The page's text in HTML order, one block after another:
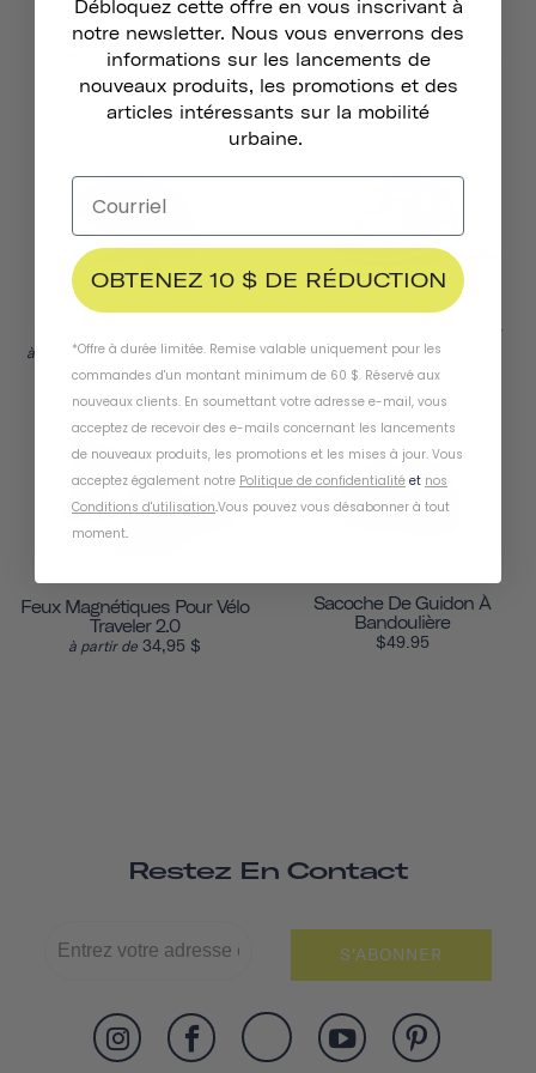
MIPS Chapter MIPS
Casque Pour Tout-Petits
Thousand .
$49.95
à partir de à partir de 84,95 $
Enfants
à partir de 59,95 $
Feux Magnétiques Pour Vélo
Traveler 2.0
à partir de 34,95 $
Sacoche De Guidon À
Bandoulière
$49.95
Restez En Contact
S'ABONNER
Débloquez cette offre en vous inscrivant à
notre newsletter. Nous vous enverrons des
informations sur les lancements de
nouveaux produits, les promotions et des
articles intéressants sur la mobilité
urbaine.
OBTENEZ 10 $ DE RÉDUCTION
*Offre à durée limitée. Remise valable uniquement pour les
commandes d'un montant minimum de 60 $. Réservé aux
nouveaux clients. En soumettant votre adresse e-mail, vous
acceptez de recevoir des e-mails concernant les lancements
de nouveaux produits, les promotions et les mises à jour. Vous
acceptez également notre Politique de confidentialité et nos
Conditions d'utilisation.Vous pouvez vous désabonner à tout
moment.